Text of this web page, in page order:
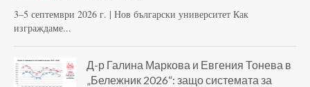
3–5 септември 2026 г. | Нов български университет Как
изграждаме...
Д-р Галина Маркова и Евгения Тонева в
„Бележник 2026“: защо системата за